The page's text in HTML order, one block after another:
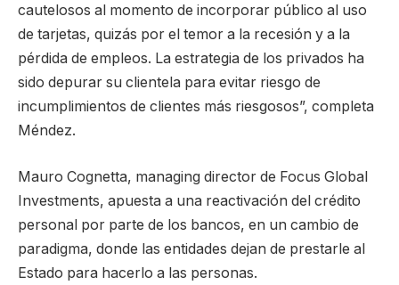
cautelosos al momento de incorporar público al uso
de tarjetas, quizás por el temor a la recesión y a la
pérdida de empleos. La estrategia de los privados ha
sido depurar su clientela para evitar riesgo de
incumplimientos de clientes más riesgosos”, completa
Méndez.
Mauro Cognetta, managing director de Focus Global
Investments, apuesta a una reactivación del crédito
personal por parte de los bancos, en un cambio de
paradigma, donde las entidades dejan de prestarle al
Estado para hacerlo a las personas.